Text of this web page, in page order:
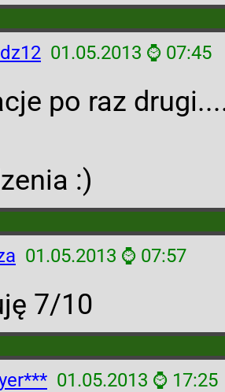
01.05.2013 ⌚ 07:45
po raz
:)
01.05.2013 ⌚ 07:57
7/10
01.05.2013 ⌚ 17:25